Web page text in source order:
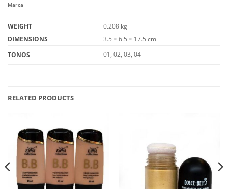
Marca
WEIGHT
0.208 kg
DIMENSIONS
3.5 × 6.5 × 17.5 cm
TONOS 01, 02, 03, 04
RELATED PRODUCTS